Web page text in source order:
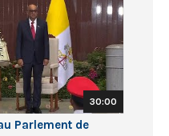
30:00
Parlement de